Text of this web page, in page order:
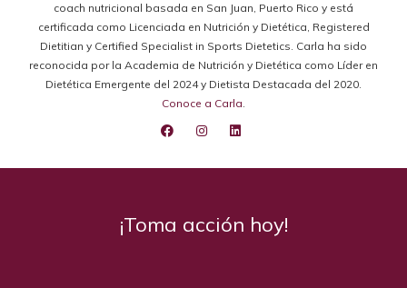
coach nutricional basada en San Juan, Puerto Rico y está
certificada como Licenciada en Nutrición y Dietética, Registered
Dietitian y Certified Specialist in Sports Dietetics. Carla ha sido
reconocida por la Academia de Nutrición y Dietética como Líder en
Dietética Emergente del 2024 y Dietista Destacada del 2020.
Conoce a Carla.
¡Toma acción hoy!